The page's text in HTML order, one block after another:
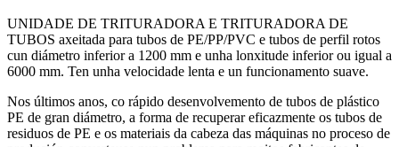
UNIDADE DE TRITURADORA E TRITURADORA DE
TUBOS axeitada para tubos de PE/PP/PVC e tubos de perfil rotos
cun diámetro inferior a 1200 mm e unha lonxitude inferior ou igual a
6000 mm. Ten unha velocidade lenta e un funcionamento suave.
Nos últimos anos, co rápido desenvolvemento de tubos de plástico
PE de gran diámetro, a forma de recuperar eficazmente os tubos de
residuos de PE e os materiais da cabeza das máquinas no proceso de